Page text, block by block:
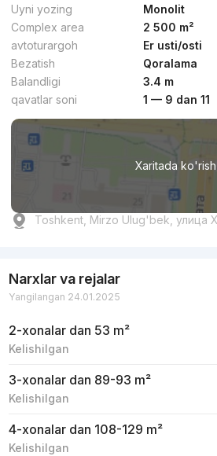
Uyni yozing
Monolit
Complex area
2 500 m²
avtoturargoh
Er usti/osti
Bezatish
Qoralama
Balandligi
3.4 m
qavatlar soni
1 — 9 dan 11
Xaritada ko'rish
Toshkent, Mirzo Ulug'bek, улица
Narxlar va rejalar
Yangilangan 24.01.2025
2-xonalar dan 53 m²
Kelishilgan
3-xonalar dan 89-93 m²
Kelishilgan
4-xonalar dan 108-129 m²
Kelishilgan